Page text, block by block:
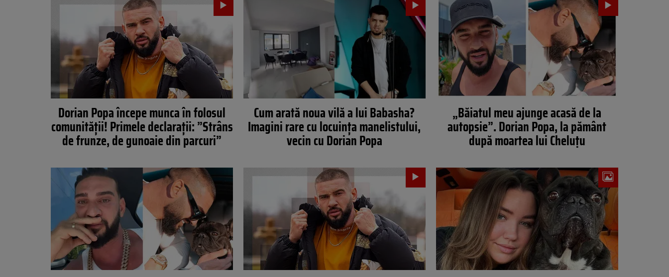
Dorian Popa începe munca în folosul
comunității! Primele declarații: ”Strâns
de frunze, de gunoaie din parcuri”
Cum arată noua vilă a lui Babasha?
Imagini rare cu locuința manelistului,
vecin cu Dorian Popa
„Băiatul meu ajunge acasă de la
autopsie”. Dorian Popa, la pământ
după moartea lui Cheluțu